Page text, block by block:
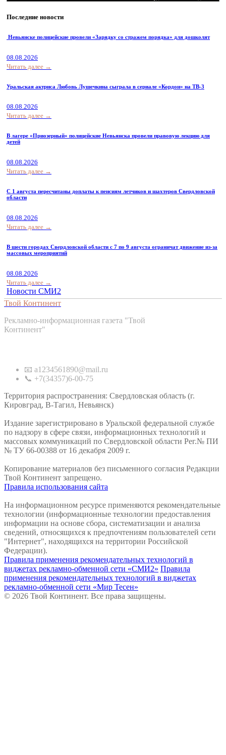
Последние новости
Невьянске полицейские провели «Зарядку со стражем порядка» для дошколят
08.08.2026
Читать далее →
Уральская актриса Любовь Лушечкина сыграла в сериале «Кордон» на ТВ-3
08.08.2026
Читать далее →
В лагере «Приозерный» полицейские Невьянска провели правовую лекцию для
детей
08.08.2026
Читать далее →
С 1 августа пересчитаны доплаты к пенсиям летчиков и шахтеров Свердловской
области
08.08.2026
Читать далее →
В шести городах Свердловской области с 7 по 9 августа ограничат движение из-за
массовых мероприятий
08.08.2026
Читать далее →
Новости СМИ2
Твой Континент
Рекламно-информационная газета "Твой
Континент"
📧 a1234561890@mail.ru
📞 +7(34357)6-00-75
Территория распространения: Свердловская область (г.
Кировград, В-Тагил, Невьянск)
Издание зарегистрировано в Уральской федеральной службе
по надзору в сфере связи, информационных технологий и
массовых коммуникаций по Свердловской области Рег.№ ПИ
№ ТУ 66-00388 от 16 декабря 2009 г.
Копирование материалов без письменного согласия Редакции
Твой Континент запрещено.
Правила использования сайта
На информационном ресурсе применяются рекомендательные
технологии (информационные технологии предоставления
информации на основе сбора, систематизации и анализа
сведений, относящихся к предпочтениям пользователей сети
"Интернет", находящихся на территории Российской
Федерации).
Правила применения рекомендательных технологий в
виджетах рекламно-обменной сети «СМИ2» Правила
применения рекомендательных технологий в виджетах
рекламно-обменной сети «Мир Тесен»
© 2026 Твой Континент. Все права защищены.